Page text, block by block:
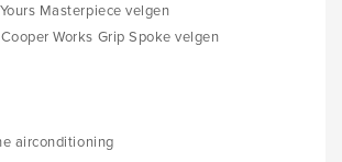
Masterpiece velgen
Works Grip Spoke velgen
airconditioning